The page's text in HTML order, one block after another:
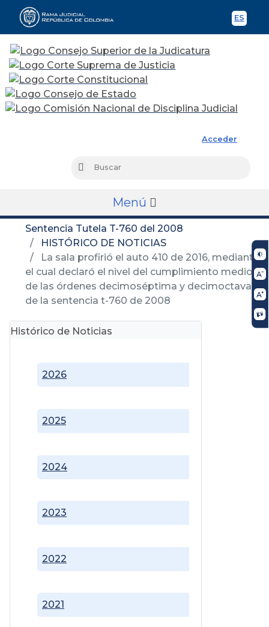
ES
Acceder
Buscar
Menú
Sentencia Tutela T-760 del 2008
HISTÓRICO DE NOTICIAS
La sala profirió el auto 410 de 2016, mediante
el cual declaró el nivel del cumplimiento medio
de las órdenes decimoséptima y decimoctava
de la sentencia t-760 de 2008
Histórico de Noticias
2021
2022
2023
2024
2025
2026